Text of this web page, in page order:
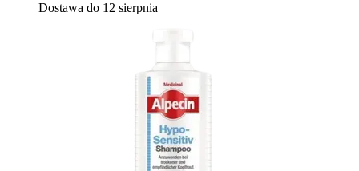
Dostawa do 12 sierpnia